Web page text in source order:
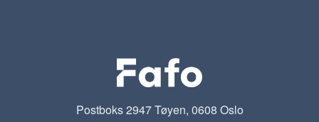
Postboks 2947 Tøyen, 0608 Oslo